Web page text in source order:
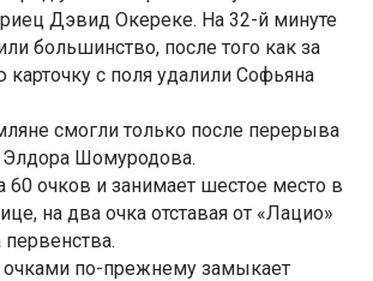
Дэвид Окереке. На 32-й минуте
большинство, после того как за
с поля удалили Софьяна
смогли только после перерыва
Элдора Шомуродова.
60 очков и занимает шестое место в
на два очка отставая от «Лацио»
первенства.
очками по-прежнему замыкает